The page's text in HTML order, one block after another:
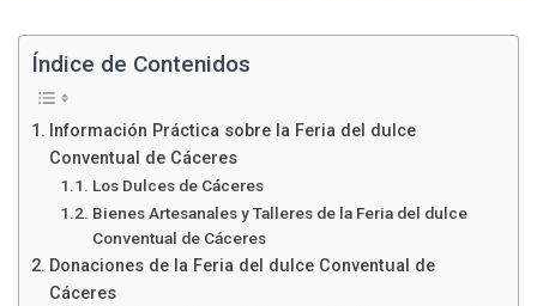
A
Índice de Contenidos
Información Práctica sobre la Feria del dulce
Conventual de Cáceres
Los Dulces de Cáceres
Bienes Artesanales y Talleres de la Feria del dulce
Conventual de Cáceres
Donaciones de la Feria del dulce Conventual de
Cáceres